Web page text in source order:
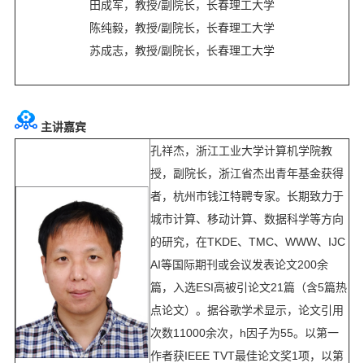
田成军，教授/副院长，长春理工大学
陈纯毅，教授/副院长，长春理工大学
苏成志，教授/副院长，长春理工大学
主讲嘉宾
孔祥杰，浙江工业大学计算机学院教
授，副院长，浙江省杰出青年基金获得
者，杭州市钱江特聘专家。长期致力于
城市计算、移动计算、数据科学等方向
的研究，在TKDE、TMC、WWW、IJC
AI等国际期刊或会议发表论文200余
篇，入选ESI高被引论文21篇（含5篇热
点论文）。据谷歌学术显示，论文引用
次数11000余次，h因子为55。以第一
作者获IEEE TVT最佳论文奖1项，以第